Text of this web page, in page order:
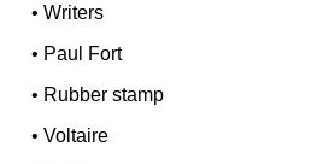
•Writers
• Paul Fort
• Rubber stamp
•Voltaire